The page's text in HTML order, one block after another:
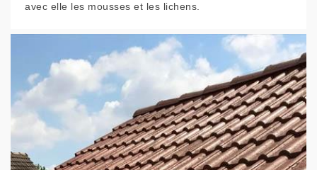
avec elle les mousses et les lichens.